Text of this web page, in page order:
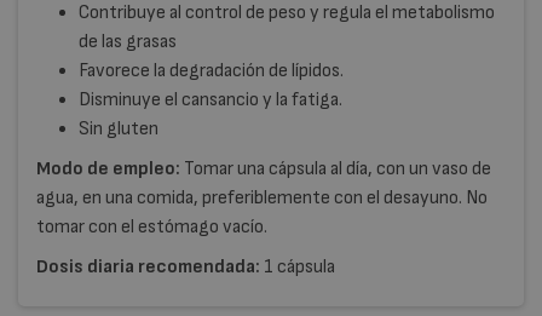
Contribuye al control de peso y regula el metabolismo
de las grasas
Favorece la degradación de lípidos.
Disminuye el cansancio y la fatiga.
Sin gluten
Modo de empleo: Tomar una cápsula al día, con un vaso de
agua, en una comida, preferiblemente con el desayuno. No
tomar con el estómago vacío.
Dosis diaria recomendada: 1 cápsula